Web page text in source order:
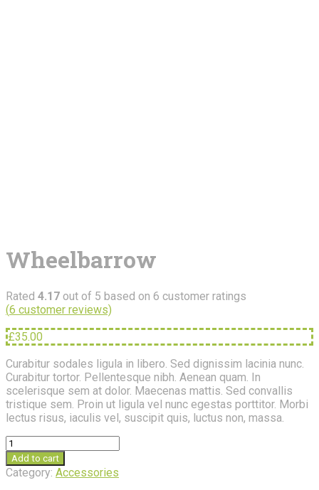
Wheelbarrow
Rated 4.17 out of 5 based on 6 customer ratings
(6 customer reviews)
£35.00
Curabitur sodales ligula in libero. Sed dignissim lacinia nunc.
Curabitur tortor. Pellentesque nibh. Aenean quam. In
scelerisque sem at dolor. Maecenas mattis. Sed convallis
tristique sem. Proin ut ligula vel nunc egestas porttitor. Morbi
lectus risus, iaculis vel, suscipit quis, luctus non, massa.
Wheelbarrow
quantity
Add to cart
Category: Accessories